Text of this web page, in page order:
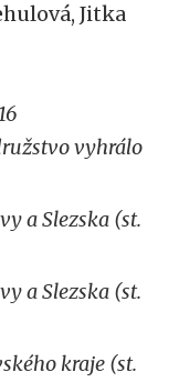
Jitka
vyhrálo
a Slezska (st.
a Slezska (st.
kraje (st.